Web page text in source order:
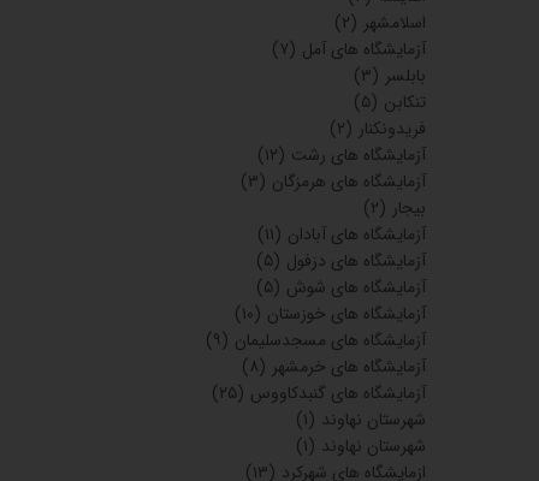
اسلامشهر (۲)
آزمایشگاه های آمل (۷)
بابلسر (۳)
تنکابن (۵)
فریدونکنار (۲)
آزمایشگاه های رشت (۱۲)
آزمایشگاه های هرمزگان (۳)
بیجار (۲)
آزمایشگاه های آبادان (۱۱)
آزمایشگاه های دزفول (۵)
آزمایشگاه های شوش (۵)
آزمایشگاه های خوزستان (۱۰)
آزمایشگاه های مسجدسلیمان (۹)
آزمایشگاه های خرمشهر (۸)
آزمایشگاه های گنبدکاووس (۲۵)
شهرستان نهاوند (۱)
شهرستان نهاوند (۱)
ازمایشگاه های شهرکرد (۱۳)